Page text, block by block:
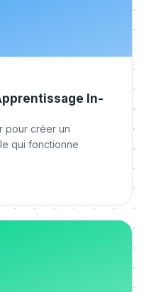
In-
pour créer un
qui fonctionne